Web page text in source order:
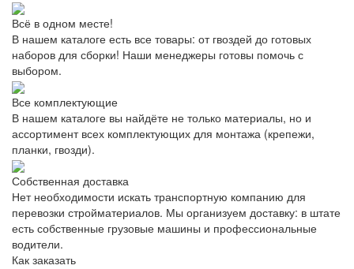
Всё в одном месте!
В нашем каталоге есть все товары: от гвоздей до готовых
наборов для сборки! Наши менеджеры готовы помочь с
выбором.
Все комплектующие
В нашем каталоге вы найдёте не только материалы, но и
ассортимент всех комплектующих для монтажа (крепежи,
планки, гвозди).
Собственная доставка
Нет необходимости искать транспортную компанию для
перевозки стройматериалов. Мы организуем доставку: в штате
есть собственные грузовые машины и профессиональные
водители.
Как заказать